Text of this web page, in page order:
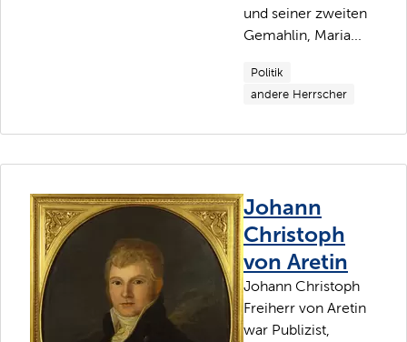
und seiner zweiten
Gemahlin, Maria...
Politik
andere Herrscher
Johann
Christoph
von Aretin
Johann Christoph
Freiherr von Aretin
war Publizist,